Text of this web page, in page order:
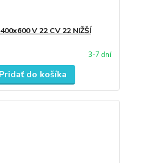
V 22 CV 22 NIŽŠÍ
3-7 dní
Pridať do košíka